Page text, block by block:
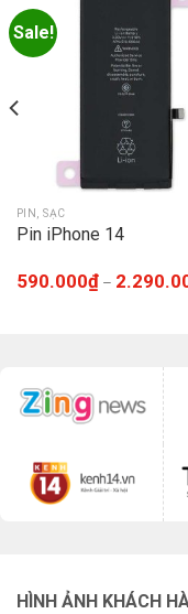
Sale!
PIN, SẠC
Pin iPhone 14
590.000₫–
HÌNH ẢNH KHÁCH